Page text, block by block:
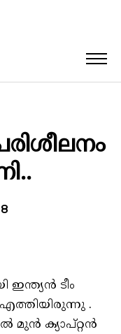
ഇന്ത്യൻ ടീം
.
മുൻ ക്യാപ്റ്റൻ